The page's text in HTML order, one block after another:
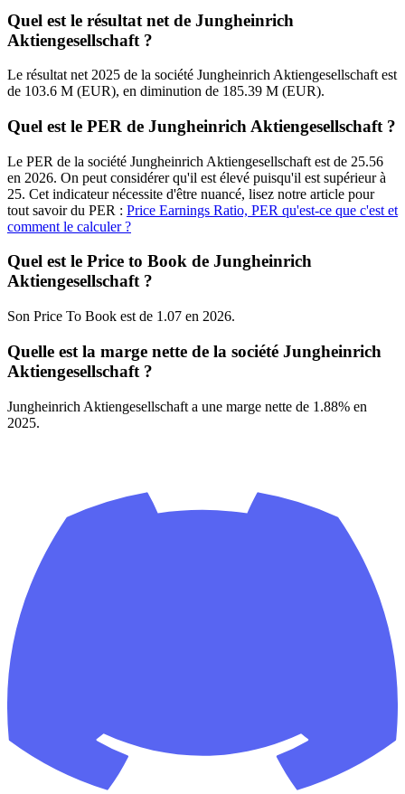
Quel est le résultat net de Jungheinrich
Aktiengesellschaft ?
Le résultat net 2025 de la société Jungheinrich Aktiengesellschaft est
de 103.6 M (EUR), en diminution de 185.39 M (EUR).
Quel est le PER de Jungheinrich Aktiengesellschaft ?
Le PER de la société Jungheinrich Aktiengesellschaft est de 25.56
en 2026. On peut considérer qu'il est élevé puisqu'il est supérieur à
25. Cet indicateur nécessite d'être nuancé, lisez notre article pour
tout savoir du PER : Price Earnings Ratio, PER qu'est-ce que c'est et
comment le calculer ?
Quel est le Price to Book de Jungheinrich
Aktiengesellschaft ?
Son Price To Book est de 1.07 en 2026.
Quelle est la marge nette de la société Jungheinrich
Aktiengesellschaft ?
Jungheinrich Aktiengesellschaft a une marge nette de 1.88% en
2025.